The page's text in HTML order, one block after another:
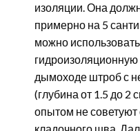
изоляции. Она
примерно на 5
можно
гидроизоляционную
дымоходе штроб с
(глубина от 1.5 до 2
опытом не советуют